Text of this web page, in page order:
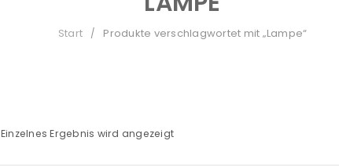
Start / Produkte verschlagwortet mit „Lampe“
Einzelnes Ergebnis wird angezeigt